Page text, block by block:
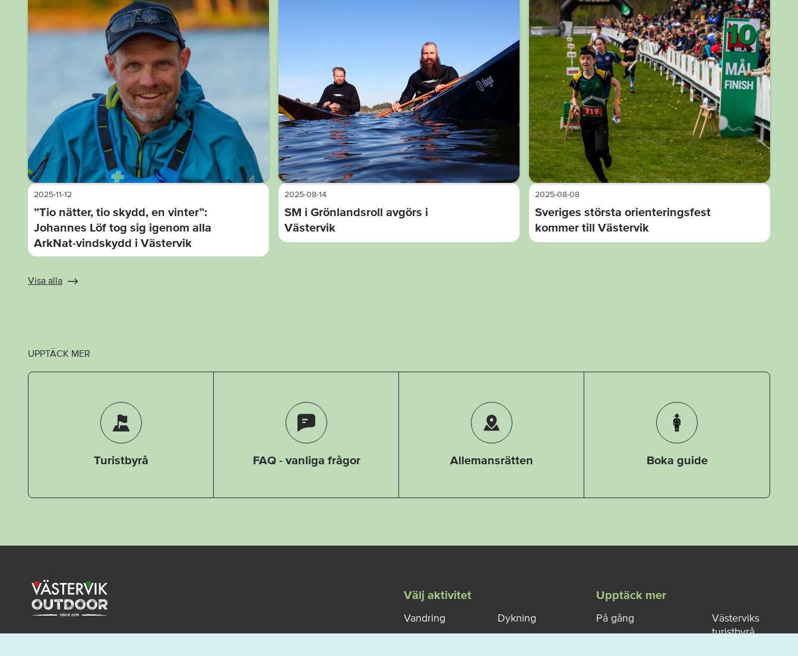
2025-11-12
”Tio nätter, tio skydd, en vinter”:
Johannes Löf tog sig igenom alla
ArkNat-vindskydd i Västervik
2025-08-14
SM i Grönlandsroll avgörs i
Västervik
2025-08-08
Sveriges största orienteringsfest
kommer till Västervik
Visa alla
UPPTÄCK MER
Turistbyrå FAQ - vanliga frågor Allemansrätten Boka guide
Välj aktivitet
Vandring
Dykning
Upptäck mer
På gång
Västerviks
turistbyrå